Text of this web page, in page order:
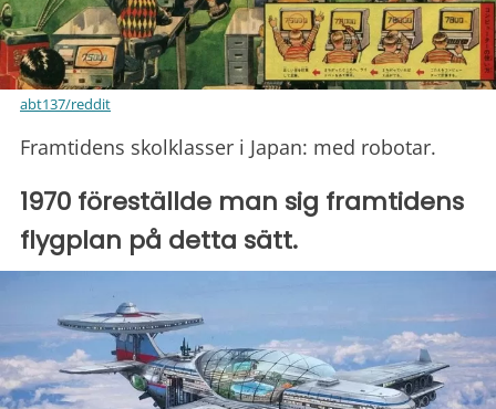
abt137/reddit
Framtidens skolklasser i Japan: med robotar.
1970 föreställde man sig framtidens
flygplan på detta sätt.